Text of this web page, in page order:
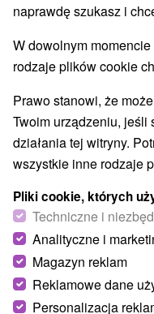
9,5 doskonały·485
naprawdę szukasz i
W dowolnym
rodzaje plików cookie
Prawo stanowi, że
Twoim urządzeniu,
działania tej witryny.
wszystkie inne rodzaje
Pliki cookie, których
Techniczne i
Analityczne i
Magazyn reklam
Reklamowe dane
Personalizacja